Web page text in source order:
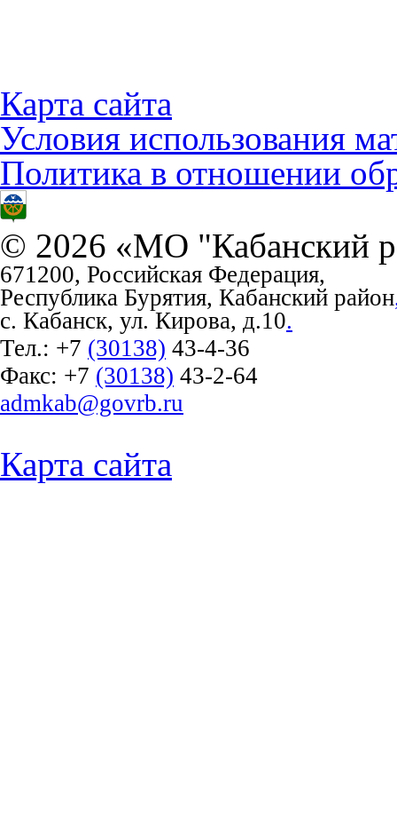
Карта сайта
Условия использования
Политика в отношении
© 2026 «МО "Кабанский
671200, Российская Федерация,
Республика Бурятия, Кабанский район
с. Кабанск, ул. Кирова, д.10.
Тел.: +7 (30138) 43-4-36
Факс: +7 (30138) 43-2-64
admkab@govrb.ru
Карта сайта